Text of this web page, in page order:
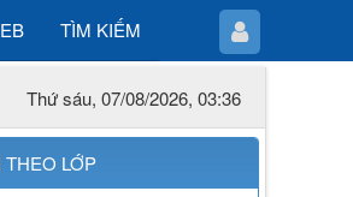
TÌM KIẾM
Thứ sáu, 07/08/2026, 03:36
THEO LỚP